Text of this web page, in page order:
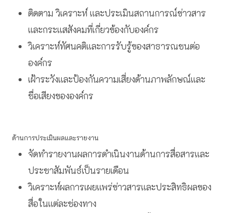
ติดตาม วิเคราะห์ และประเมินสถานการณ์ข่าวสาร
และกระแสสังคมที่เกี่ยวข้องกับองค์กร
วิเคราะห์ทัศนคติและการรับรู้ของสาธารณชนต่อ
องค์กร
เฝ้าระวังและป้องกันความเสี่ยงด้านภาพลักษณ์และ
ชื่อเสียงขององค์กร
ด้านการประเมินผลและรายงาน
จัดทำรายงานผลการดำเนินงานด้านการสื่อสารและ
ประชาสัมพันธ์เป็นรายเดือน
วิเคราะห์ผลการเผยแพร่ข่าวสารและประสิทธิผลของ
สื่อในแต่ละช่องทาง